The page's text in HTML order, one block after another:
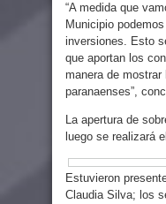
“A medida que
Municipio
inversiones. Esto
que aportan los
manera de
paranaenses”,
La apertura de
luego se realizará
Estuvieron
Claudia Silva; los